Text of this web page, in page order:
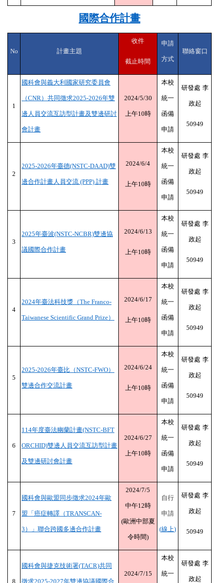
國際合作計畫
No 計畫主題
收件
截止時間
申請
方式
聯絡窗口
1
國科會與義大利國家研究委員會
（CNR）共同徵求2025-2026年雙
邊人員交流互訪型計畫及雙邊研討
會計畫
2024/5/30
上午10時
本校
統一
函備
申請
研發處 李
政起
50949
2
2025-2026年臺德(NSTC-DAAD)雙
邊合作計畫人員交流 (PPP) 計畫
2024/6/4
上午10時
本校
統一
函備
申請
研發處 李
政起
50949
3
2025年臺波(NSTC-NCBR)雙邊協
議國際合作計畫
2024/6/13
上午10時
本校
統一
函備
申請
研發處 李
政起
50949
4
2024年臺法科技獎（The Franco-
Taiwanese Scientific Grand Prize）
2024/6/17
上午10時
本校
統一
函備
申請
研發處 李
政起
50949
5
2025-2026年臺比（NSTC-FWO）
雙邊合作交流計畫
2024/6/24
上午10時
本校
統一
函備
申請
研發處 李
政起
50949
6
114年度臺法幽蘭計畫(NSTC-BFT
ORCHID)雙邊人員交流互訪型計畫
及雙邊研討會計畫
2024/6/27
上午10時
本校
統一
函備
申請
研發處 李
政起
50949
7
國科會與歐盟同步徵求2024年歐
盟「癌症轉譯（TRANSCAN-
3 ）」聯合跨國多邊合作計畫
2024/7/5
中午12時
(歐洲中部夏
令時間)
自行
申請
(線上)
研發處 李
政起
50949
8
國科會與捷克技術署(TACR)共同
徵求2025-2027年雙邊協議國際合
2024/7/15
本校
統一
研發處 李
政起